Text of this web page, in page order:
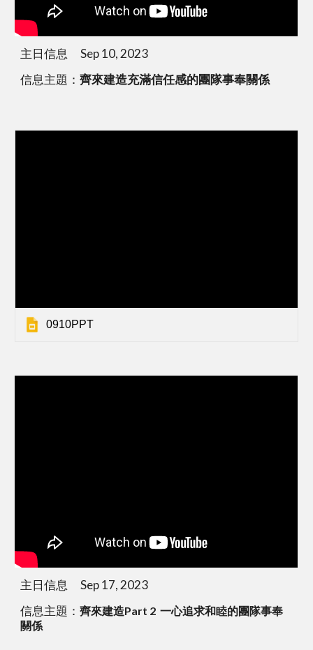
主日信息 Sep 10, 2023
信息主題：齊來建造充滿信任感的團隊事奉關係
0910PPT
主日信息 Sep 17, 2023
信息主題：齊來建造Part 2 一心追求和睦的團隊事奉
關係